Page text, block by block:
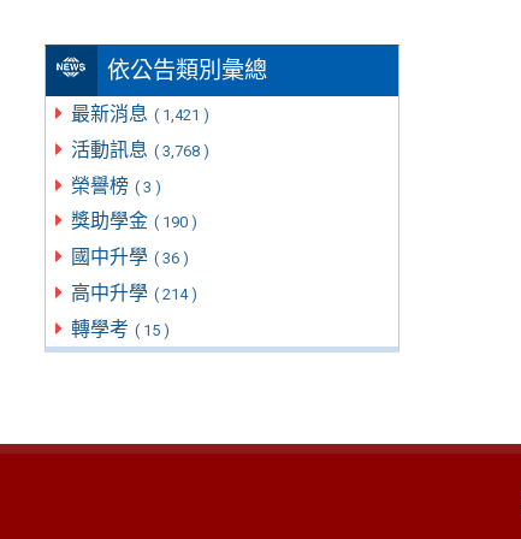
依公告類別彙總
最新消息 ( 1,421 )
活動訊息 ( 3,768 )
榮譽榜 ( 3 )
獎助學金 ( 190 )
國中升學 ( 36 )
高中升學 ( 214 )
轉學考 ( 15 )